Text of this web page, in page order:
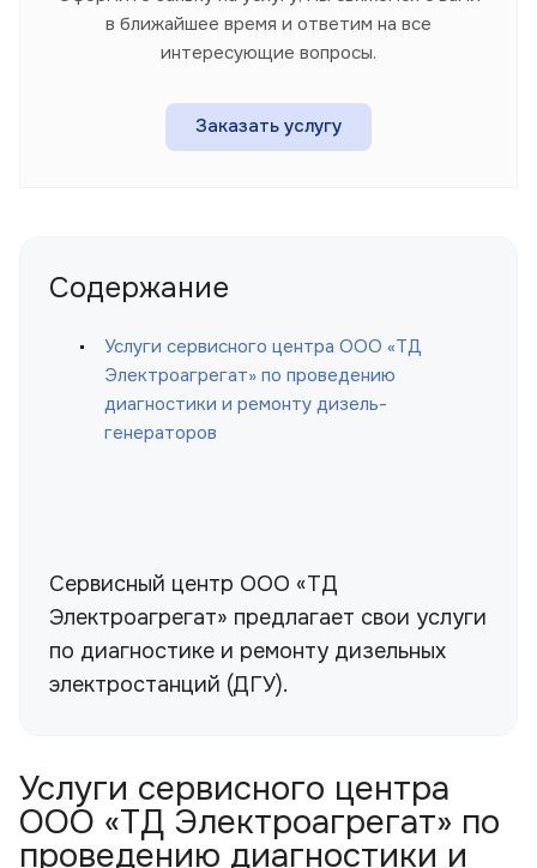
в ближайшее время и ответим на все
интересующие вопросы.
Заказать услугу
Содержание
Услуги сервисного центра ООО «ТД
Электроагрегат» по проведению
диагностики и ремонту дизель-
генераторов
Сервисный центр ООО «ТД
Электроагрегат» предлагает свои услуги
по диагностике и ремонту дизельных
электростанций (ДГУ).
Услуги сервисного центра
ООО «ТД Электроагрегат» по
проведению диагностики и